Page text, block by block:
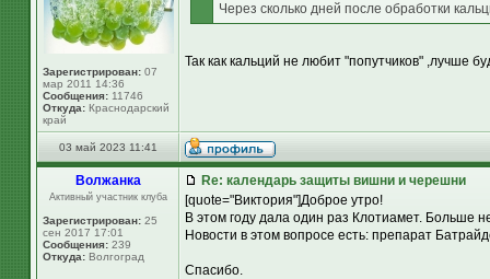
Зарегистрирован: 07
мар 2011 14:36
Сообщения: 11746
Откуда: Краснодарский
край
Через сколько дней после обработки
Так как кальций не любит "попутчиков" ,лучше
03 май 2023 11:41
Волжанка
Активный участник клуба
Зарегистрирован: 25
сен 2017 17:01
Сообщения: 239
Откуда: Волгоград
Re: календарь защиты вишни и черешни
[quote="Виктория"]Доброе утро!
В этом году дала один раз Клотиамет. Больше
Новости в этом вопросе есть: препарат
Спасибо.